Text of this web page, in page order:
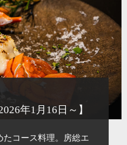
年1月16日～】
たコース料理。房総エ